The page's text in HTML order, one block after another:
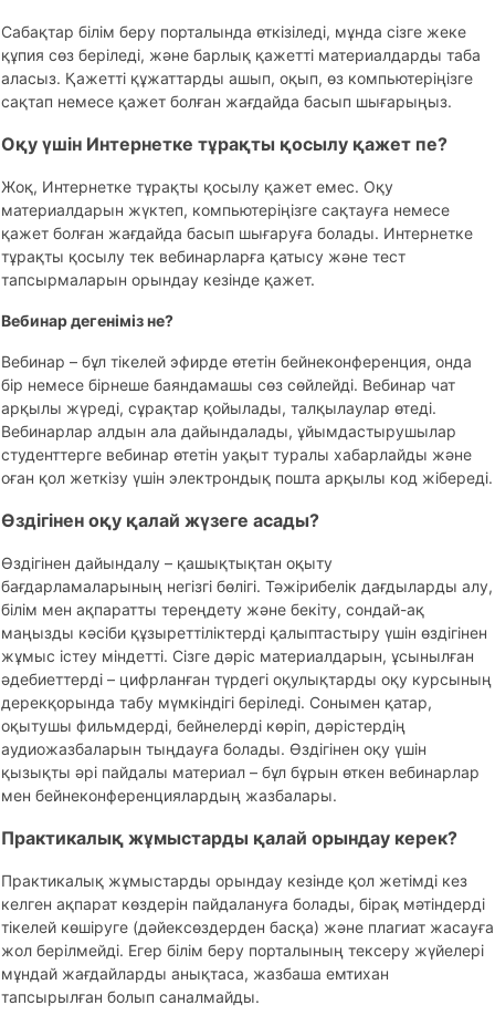
Сабақтар білім беру порталында өткізіледі, мұнда сізге жеке
құпия сөз беріледі, және барлық қажетті материалдарды таба
аласыз. Қажетті құжаттарды ашып, оқып, өз компьютеріңізге
сақтап немесе қажет болған жағдайда басып шығарыңыз.
Оқу үшін Интернетке тұрақты қосылу қажет пе?
Жоқ, Интернетке тұрақты қосылу қажет емес. Оқу
материалдарын жүктеп, компьютеріңізге сақтауға немесе
қажет болған жағдайда басып шығаруға болады. Интернетке
тұрақты қосылу тек вебинарларға қатысу және тест
тапсырмаларын орындау кезінде қажет.
Вебинар дегеніміз не?
Вебинар – бұл тікелей эфирде өтетін бейнеконференция, онда
бір немесе бірнеше баяндамашы сөз сөйлейді. Вебинар чат
арқылы жүреді, сұрақтар қойылады, талқылаулар өтеді.
Вебинарлар алдын ала дайындалады, ұйымдастырушылар
студенттерге вебинар өтетін уақыт туралы хабарлайды және
оған қол жеткізу үшін электрондық пошта арқылы код жібереді.
Өздігінен оқу қалай жүзеге асады?
Өздігінен дайындалу – қашықтықтан оқыту
бағдарламаларының негізгі бөлігі. Тәжірибелік дағдыларды алу,
білім мен ақпаратты тереңдету және бекіту, сондай-ақ
маңызды кәсіби құзыреттіліктерді қалыптастыру үшін өздігінен
жұмыс істеу міндетті. Сізге дәріс материалдарын, ұсынылған
әдебиеттерді – цифрланған түрдегі оқулықтарды оқу курсының
дерекқорында табу мүмкіндігі беріледі. Сонымен қатар,
оқытушы фильмдерді, бейнелерді көріп, дәрістердің
аудиожазбаларын тыңдауға болады. Өздігінен оқу үшін
қызықты әрі пайдалы материал – бұл бұрын өткен вебинарлар
мен бейнеконференциялардың жазбалары.
Практикалық жұмыстарды қалай орындау керек?
Практикалық жұмыстарды орындау кезінде қол жетімді кез
келген ақпарат көздерін пайдалануға болады, бірақ мәтіндерді
тікелей көшіруге (дәйексөздерден басқа) және плагиат жасауға
жол берілмейді. Егер білім беру порталының тексеру жүйелері
мұндай жағдайларды анықтаса, жазбаша емтихан
тапсырылған болып саналмайды.